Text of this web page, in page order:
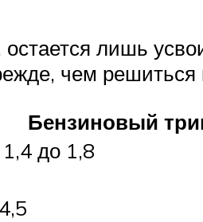
лишь
чем решиться
Бензиновый
1,4 до 1,8